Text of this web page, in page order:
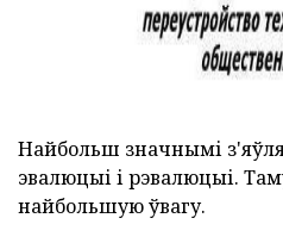
Найбольш значнымі
эвалюцыі і рэвалюцыі.
найбольшую ўвагу.